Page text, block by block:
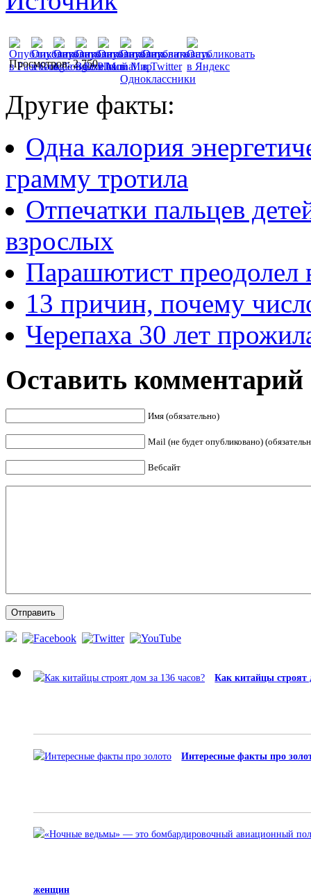
Просмотров: 2 750
Другие факты:
Одна калория
грамму тротила
Отпечатки пальцев
взрослых
Парашютист преодолел
13 причин, почему
Черепаха 30 лет
Оставить комментарий
Имя (обязательно)
Mail (не будет опубликовано)
Вебсайт
Как китайцы строят
Интересные факты про
женщин